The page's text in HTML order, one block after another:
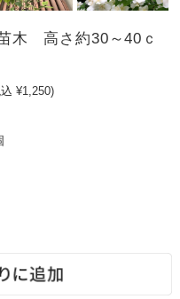
木 高さ約30～40ｃ
¥1,250)